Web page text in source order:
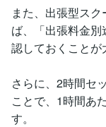
また、出張型ス
ば、「出張料金
認しておくことが
さらに、2時間セ
ことで、1時間あ
す。